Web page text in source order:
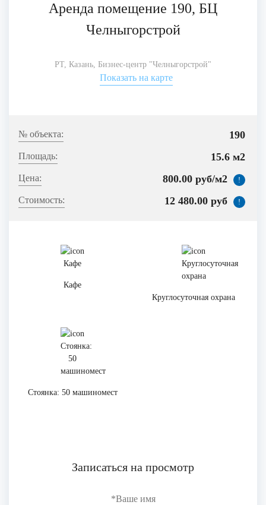
Аренда помещение 190, БЦ
Челныгорстрой
РТ, Казань, Бизнес-центр "Челныгорстрой"
Показать на карте
190
15.6 м2
800.00 руб/м2
!
12 480.00 руб !
Кафе
Круглосуточная охрана
Стоянка: 50 машиномест
Записаться на просмотр